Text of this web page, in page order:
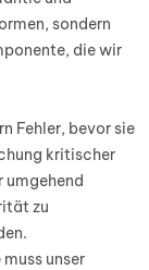
sondern
die wir
Fehler, bevor sie
kritischer
zu
unser